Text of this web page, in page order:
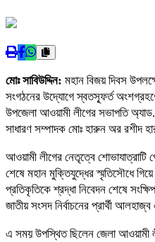
মোঃ সাবিউদ্দিন: মহান বিজয় দিবস
সংগঠনের উদ্যোগে স্বতস্ফূর্ত
উপজেলা আওয়ামী লীগের সভাপতি
সাধারণ সম্পাদক মোঃ হারুন অর রশীদ
আওয়ামী লীগের নেতৃত্বে
শেষে মহান মুক্তিযুদ্ধের স্মৃতিসৌধে
প্রতিকৃতিকে শ্রদ্ধা নিবেদন শেষে
জাতীয় সংসদ নির্বাচনের প্রার্থী
এ সময় উপস্থিত ছিলেন জেলা আওয়ামী